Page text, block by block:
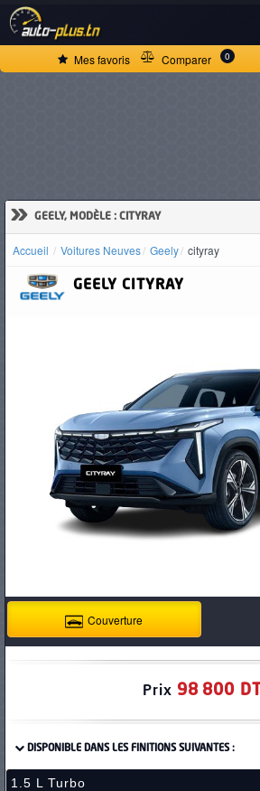
Mes favoris Comparer 0
» GEELY, MODÈLE : CITYRAY
Accueil Voitures Neuves Geely cityray
GEELY CITYRAY
Couverture
Prix 98 800 DT
DISPONIBLE DANS LES FINITIONS SUIVANTES :
1.5 L Turbo
ACCUEIL
D'OCCASION
PNEUS